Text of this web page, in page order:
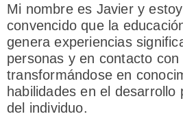
Mi nombre es Javier y
convencido que la
genera experiencias
personas y en contacto con
transformándose en
habilidades en el desarrollo
del individuo.